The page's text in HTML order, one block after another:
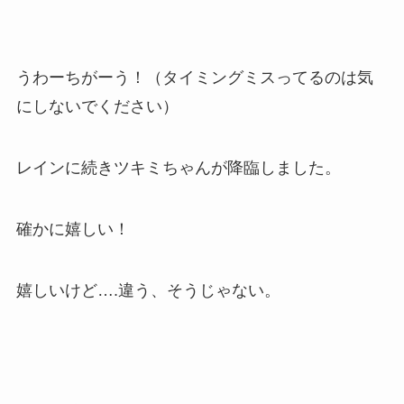
うわーちがーう！（タイミングミスってるのは気
にしないでください）
レインに続きツキミちゃんが降臨しました。
確かに嬉しい！
嬉しいけど….違う、そうじゃない。